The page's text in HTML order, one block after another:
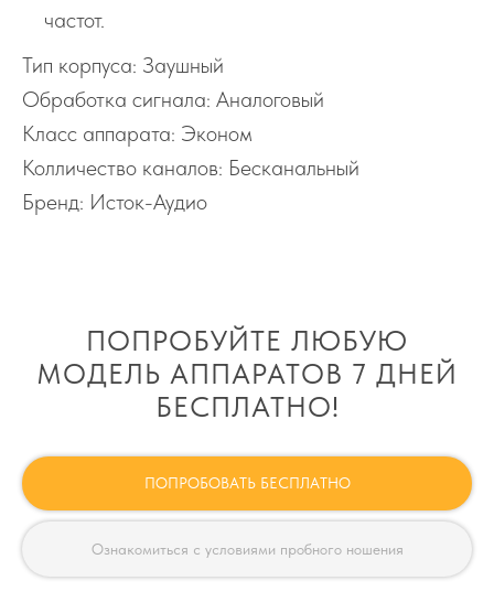
частот.
Тип корпуса: Заушный
Обработка сигнала: Аналоговый
Класс аппарата: Эконом
Колличество каналов: Бесканальный
Бренд: Исток-Аудио
ПОПРОБУЙТЕ ЛЮБУЮ
МОДЕЛЬ АППАРАТОВ 7 ДНЕЙ
БЕСПЛАТНО!
ПОПРОБОВАТЬ БЕСПЛАТНО
Ознакомиться с условиями пробного ношения